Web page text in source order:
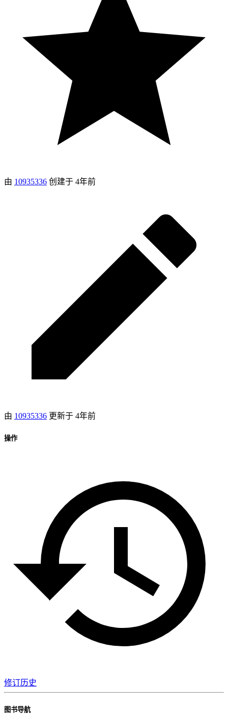
由 10935336 创建于 4年前
由 10935336 更新于 4年前
操作
修订历史
图书导航